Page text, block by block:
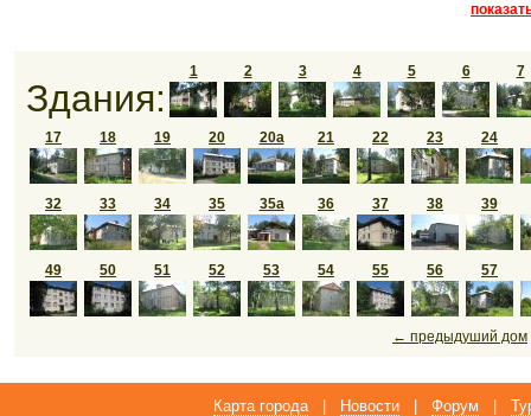
Здания:
1 2 3 4 5 6 7
17 18 19 20 20а 21 22 23 24
32 33 34 35 35а 36 37 38 39
49 50 51 52 53 54 55 56 57
← предыдуший дом
Карта города Новости Форум